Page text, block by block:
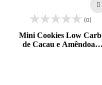
(0)
Mini Cookies Low Carb
de Cacau e Amêndoas